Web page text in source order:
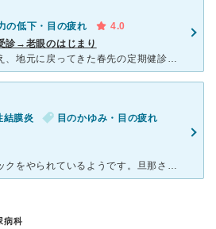
の低下・目の疲れ
4.0
診→老眼のはじまり
今年３月、単身赴任を終え、地元に戻ってきた春先の定期健診で右目の視力が半年前の健診（年２回あり）から０．５下がり、さらに、常に疲れやすくピンボケすることがしばしばあったため、眼科を受診することにしまし
結膜炎
目のかゆみ・目の疲れ
おそらくご夫婦でクリニックをやられているようです。旦那さんが内科、奥さんが眼科で、私は眼科を受診しました。 目の痒み、開けられないくらいの痛みなど、目にトラブルが生じた時は、これまで別の眼科に行
病科